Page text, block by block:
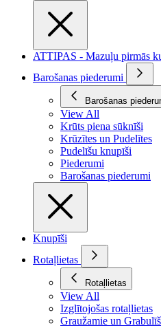
ATTIPAS - Mazuļu pirmās
Barošanas piederumi
Barošanas
View All
Krūts piena sūknīši
Krūzītes un Pudelītes
Pudelīšu knupīši
Piederumi
Barošanas piederumi
Knupīši
Rotaļlietas
Rotaļlietas
View All
Izglītojošas rotaļlietas
Graužamie un